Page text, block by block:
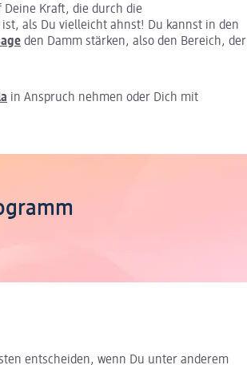
Deine Kraft, die durch die
als Du vielleicht ahnst! Du kannst in den
den Damm stärken, also den Bereich, der
in Anspruch nehmen oder Dich mit
entscheiden, wenn Du unter anderem